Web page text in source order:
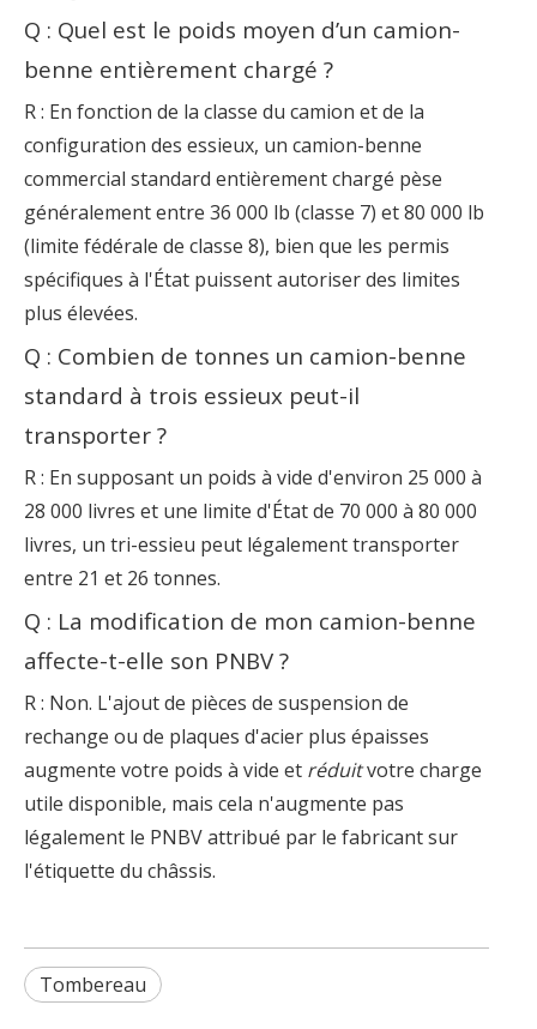
Q : Quel est le poids moyen d’un camion-
benne entièrement chargé ?
R : En fonction de la classe du camion et de la
configuration des essieux, un camion-benne
commercial standard entièrement chargé pèse
généralement entre 36 000 lb (classe 7) et 80 000 lb
(limite fédérale de classe 8), bien que les permis
spécifiques à l'État puissent autoriser des limites
plus élevées.
Q : Combien de tonnes un camion-benne
standard à trois essieux peut-il
transporter ?
R : En supposant un poids à vide d'environ 25 000 à
28 000 livres et une limite d'État de 70 000 à 80 000
livres, un tri-essieu peut légalement transporter
entre 21 et 26 tonnes.
Q : La modification de mon camion-benne
affecte-t-elle son PNBV ?
R : Non. L'ajout de pièces de suspension de
rechange ou de plaques d'acier plus épaisses
augmente votre poids à vide et réduitvotre charge
utile disponible, mais cela n'augmente pas
légalement le PNBV attribué par le fabricant sur
l'étiquette du châssis.
Tombereau